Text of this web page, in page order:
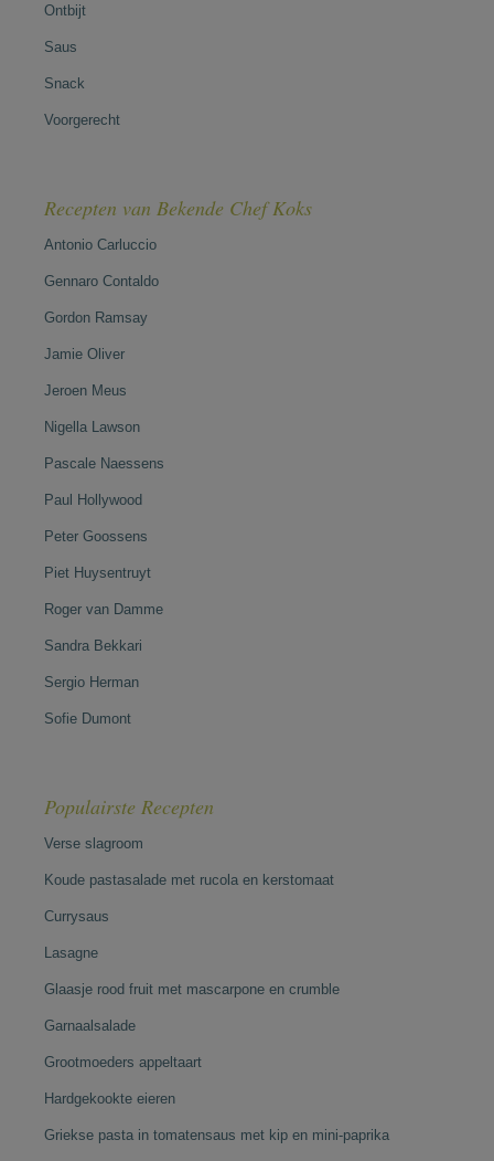
Ontbijt
Saus
Snack
Voorgerecht
Recepten van Bekende Chef Koks
Antonio Carluccio
Gennaro Contaldo
Gordon Ramsay
Jamie Oliver
Jeroen Meus
Nigella Lawson
Pascale Naessens
Paul Hollywood
Peter Goossens
Piet Huysentruyt
Roger van Damme
Sandra Bekkari
Sergio Herman
Sofie Dumont
Populairste Recepten
Verse slagroom
Koude pastasalade met rucola en kerstomaat
Currysaus
Lasagne
Glaasje rood fruit met mascarpone en crumble
Garnaalsalade
Grootmoeders appeltaart
Hardgekookte eieren
Griekse pasta in tomatensaus met kip en mini-paprika